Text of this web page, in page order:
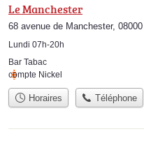
Le Manchester
68 avenue de Manchester,
Lundi 07h-20h
Bar Tabac
compte Nickel
Horaires Téléphone